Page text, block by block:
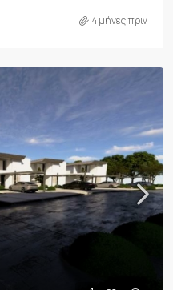
4 μήνες πριν